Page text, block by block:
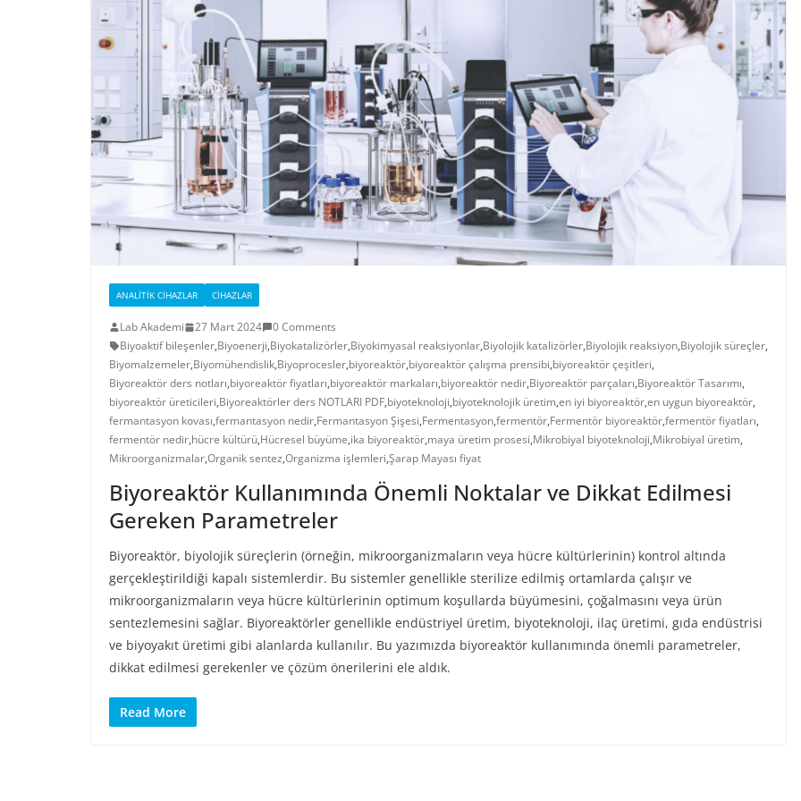
ANALITIK CIHAZLAR CIHAZLAR
Lab Akademi 27 Mart 2024
0 Comments
Biyoaktif bileşenler,Biyoenerji,Biyokatalizörler,Biyokimyasal reaksiyonlar,Biyolojik katalizörler,Biyolojik reaksiyon,Biyolojik süreçler,
Biyomalzemeler,Biyomühendislik,Biyoprocesler,biyoreaktör,biyoreaktör çalışma prensibi,biyoreaktör çeşitleri,
Biyoreaktör ders notları,biyoreaktör fiyatları,biyoreaktör markaları,biyoreaktör nedir,Biyoreaktör parçaları,Biyoreaktör Tasarımı,
biyoreaktör üreticileri,Biyoreaktörler ders NOTLARI PDF,biyoteknoloji,biyoteknolojik üretim,en iyi biyoreaktör,en uygun biyoreaktör,
fermantasyon kovası,fermantasyon nedir,Fermantasyon Şişesi,Fermentasyon,fermentör,Fermentör biyoreaktör,fermentör fiyatları,
fermentör nedir,hücre kültürü,Hücresel büyüme,ika biyoreaktör,maya üretim prosesi,Mikrobiyal biyoteknoloji,Mikrobiyal üretim,
Mikroorganizmalar,Organik sentez,Organizma işlemleri,Şarap Mayası fiyat
Biyoreaktör Kullanımında Önemli Noktalar ve Dikkat Edilmesi
Gereken Parametreler
Biyoreaktör, biyolojik süreçlerin (örneğin, mikroorganizmaların veya hücre kültürlerinin) kontrol altında
gerçekleştirildiği kapalı sistemlerdir. Bu sistemler genellikle sterilize edilmiş ortamlarda çalışır ve
mikroorganizmaların veya hücre kültürlerinin optimum koşullarda büyümesini, çoğalmasını veya ürün
sentezlemesini sağlar. Biyoreaktörler genellikle endüstriyel üretim, biyoteknoloji, ilaç üretimi, gıda endüstrisi
ve biyoyakıt üretimi gibi alanlarda kullanılır. Bu yazımızda biyoreaktör kullanımında önemli parametreler,
dikkat edilmesi gerekenler ve çözüm önerilerini ele aldık.
Read More